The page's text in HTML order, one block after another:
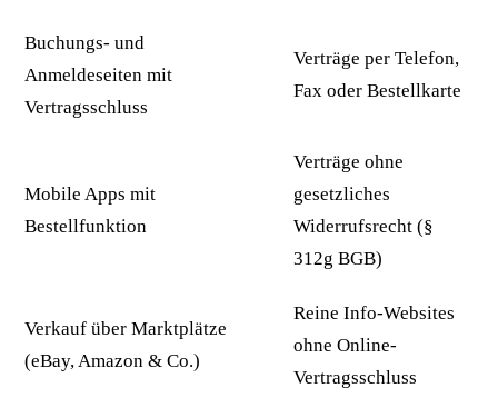
Buchungs- und
Anmeldeseiten mit
Vertragsschluss
Verträge per Telefon,
Fax oder Bestellkarte
Mobile Apps mit
Bestellfunktion
Verträge ohne
gesetzliches
Widerrufsrecht (§
312g BGB)
Verkauf über Marktplätze
(eBay, Amazon & Co.)
Reine Info-Websites
ohne Online-
Vertragsschluss